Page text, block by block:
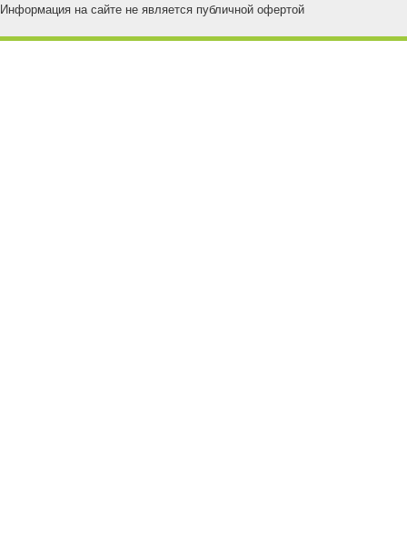
Информация на сайте не является публичной офертой